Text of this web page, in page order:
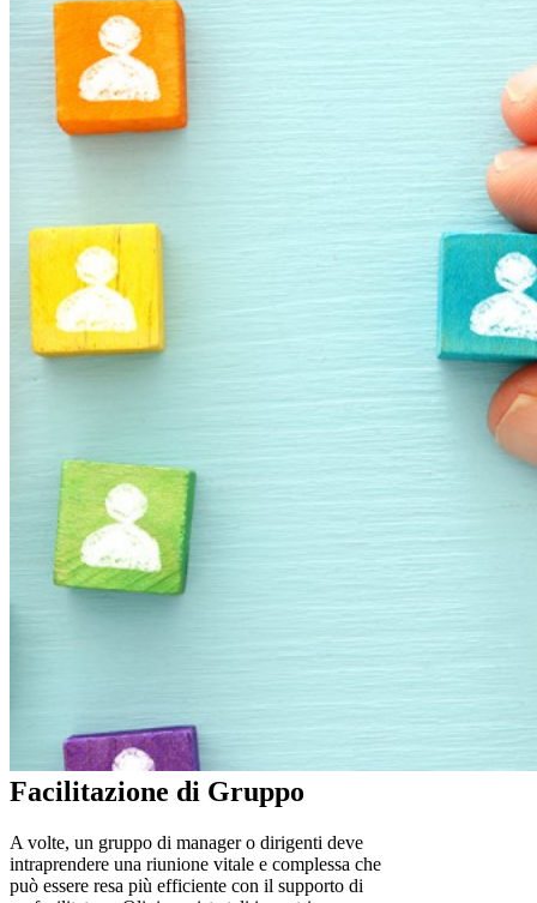
Facilitazione di Gruppo
A volte, un gruppo di manager o dirigenti deve
intraprendere una riunione vitale e complessa che
può essere resa più efficiente con il supporto di